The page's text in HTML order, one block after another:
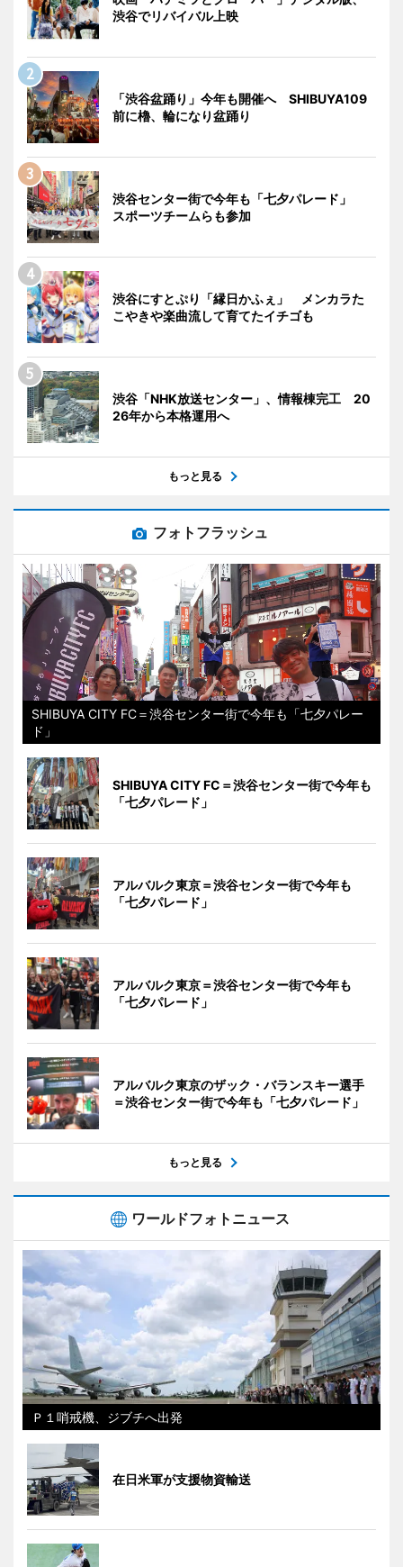
渋谷でリバイバル上映
「渋谷盆踊り」今年も開催へ SHIBUYA109
前に櫓、輪になり盆踊り
渋谷センター街で今年も「七夕パレード」
スポーツチームらも参加
渋谷にすとぷり「縁日かふぇ」 メンカラた
こやきや楽曲流して育てたイチゴも
渋谷「NHK放送センター」、情報棟完工 20
26年から本格運用へ
もっと見る
フォトフラッシュ
SHIBUYA CITY FC＝渋谷センター街で今年も「七夕パレー
ド」
SHIBUYA CITY FC＝渋谷センター街で今年も
「七夕パレード」
アルバルク東京＝渋谷センター街で今年も
「七夕パレード」
アルバルク東京＝渋谷センター街で今年も
「七夕パレード」
アルバルク東京のザック・バランスキー選手
＝渋谷センター街で今年も「七夕パレード」
もっと見る
ワールドフォトニュース
Ｐ１哨戒機、ジブチへ出発
在日米軍が支援物資輸送